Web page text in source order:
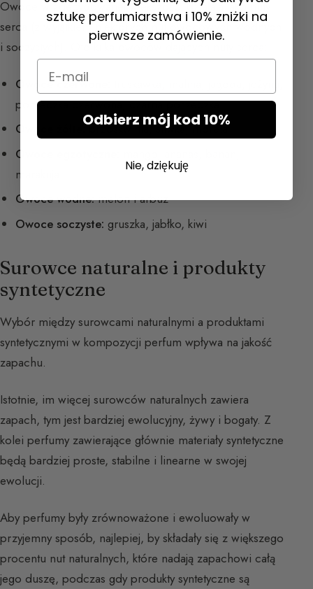
Owoce w zdecydowanej większości działają jako nuty
serca (z wyjątkiem niektórych nut owocowych wodnych
i soczystych). Oto kilka owoców dających nuty serca:
Owoce czerwone:
porzeczka czerwona, czarna porzeczka
Owoce żółte:brzoskwinia, śliwka, morela
Owoce egzotyczne:
marakuja
Owoce wodne:melon i arbuz
Owoce soczyste: gruszka, jabłko, kiwi
Surowce naturalne i produkty
syntetyczne
Wybór między surowcami naturalnymi a produktami
syntetycznymi w kompozycji perfum wpływa na jakość
zapachu.
Istotnie, im więcej surowców naturalnych zawiera
zapach, tym jest bardziej ewolucyjny, żywy i bogaty. Z
kolei perfumy zawierające głównie materiały syntetyczne
będą bardziej proste, stabilne i linearne w swojej
ewolucji.
Aby perfumy były zrównoważone i ewoluowały w
przyjemny sposób, najlepiej, by składały się z większego
procentu nut naturalnych, które nadają zapachowi całą
jego duszę, podczas gdy produkty syntetyczne są
sztukę perfumiarstwa i 10% zniżki na
pierwsze zamówienie.
Email
Odbierz mój kod 10%
Nie, dziękuję